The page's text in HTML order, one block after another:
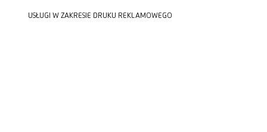
USŁUGI W ZAKRESIE DRUKU REKLAMOWEGO